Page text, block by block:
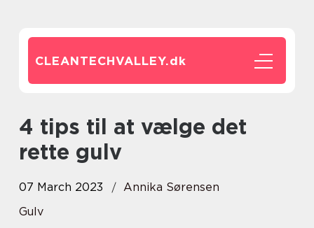
CLEANTECHVALLEY.dk
4 tips til at vælge det
rette gulv
07 March 2023
Annika Sørensen
Gulv